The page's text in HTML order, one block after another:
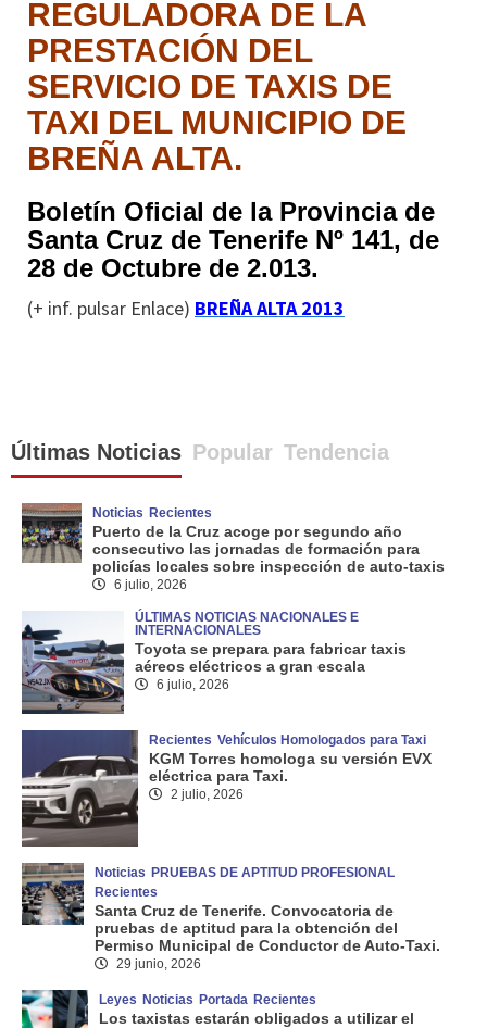
REGULADORA DE LA
PRESTACIÓN DEL
SERVICIO DE TAXIS DE
TAXI DEL MUNICIPIO DE
BREÑA ALTA.
Boletín Oficial de la Provincia de
Santa Cruz de Tenerife Nº 141, de
28 de Octubre de 2.013.
(+ inf. pulsar Enlace) BREÑA ALTA 2013
Últimas Noticias Popular Tendencia
Noticias Recientes
Puerto de la Cruz acoge por segundo año
consecutivo las jornadas de formación para
policías locales sobre inspección de auto-taxis
6 julio, 2026
ÚLTIMAS NOTICIAS NACIONALES E
INTERNACIONALES
Toyota se prepara para fabricar taxis
aéreos eléctricos a gran escala
6 julio, 2026
Recientes Vehículos Homologados para Taxi
KGM Torres homologa su versión EVX
eléctrica para Taxi.
2 julio, 2026
Noticias PRUEBAS DE APTITUD PROFESIONAL
Recientes
Santa Cruz de Tenerife. Convocatoria de
pruebas de aptitud para la obtención del
Permiso Municipal de Conductor de Auto-Taxi.
29 junio, 2026
Leyes Noticias Portada Recientes
Los taxistas estarán obligados a utilizar el